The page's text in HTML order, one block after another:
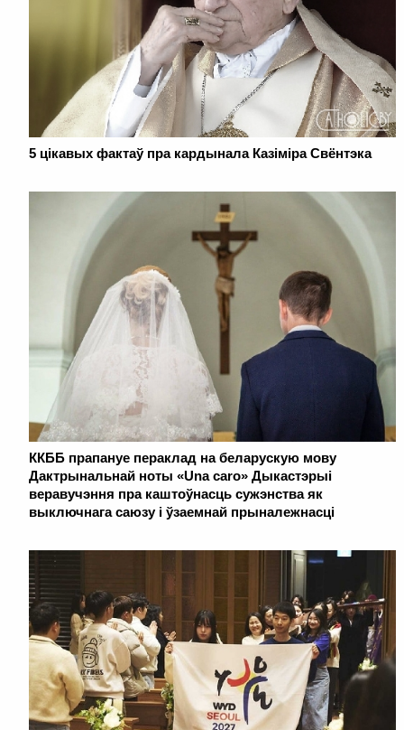
5 цікавых фактаў пра кардынала Казіміра Свёнтэка
ККББ прапануе пераклад на беларускую мову
Дактрынальнай ноты «Una caro» Дыкастэрыі
веравучэння пра каштоўнасць сужэнства як
выключнага саюзу і ўзаемнай прыналежнасці